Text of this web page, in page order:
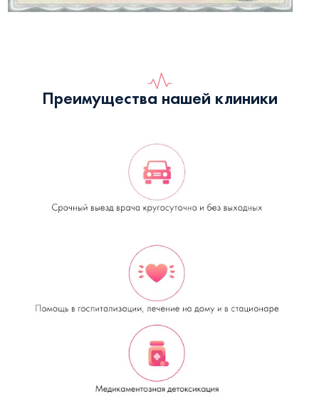
Преимущества нашей клиники